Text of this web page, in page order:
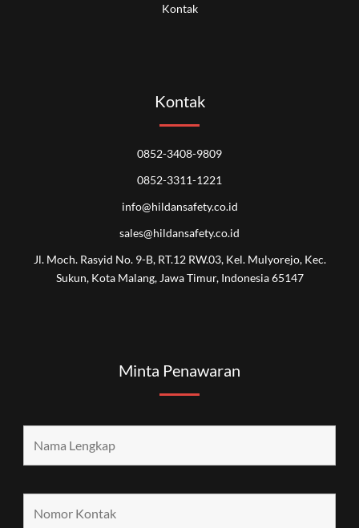
Kontak
Kontak
0852-3408-9809
0852-3311-1221
info@hildansafety.co.id
sales@hildansafety.co.id
Jl. Moch. Rasyid No. 9-B, RT.12 RW.03, Kel. Mulyorejo, Kec.
Sukun, Kota Malang, Jawa Timur, Indonesia 65147
Minta Penawaran